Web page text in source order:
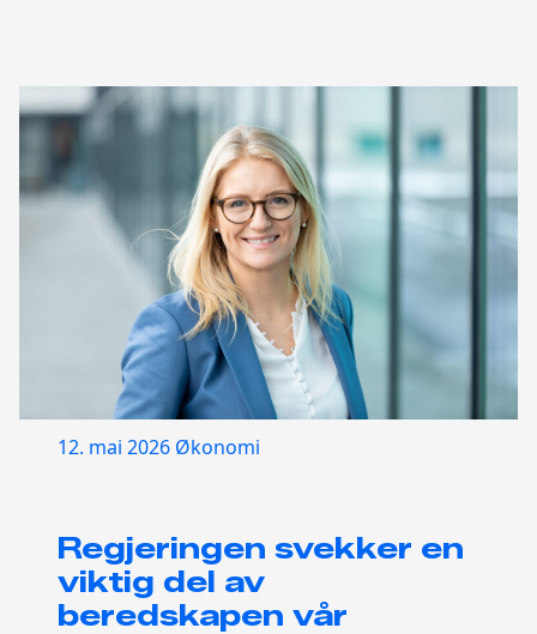
12. mai 2026 Økonomi
Regjeringen svekker en
viktig del av
beredskapen vår